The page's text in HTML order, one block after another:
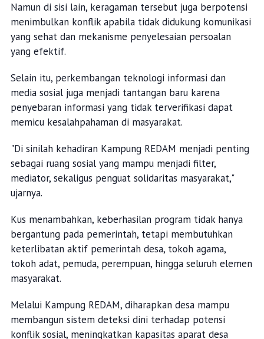
Namun di sisi lain, keragaman tersebut juga berpotensi
menimbulkan konflik apabila tidak didukung komunikasi
yang sehat dan mekanisme penyelesaian persoalan
yang efektif.
Selain itu, perkembangan teknologi informasi dan
media sosial juga menjadi tantangan baru karena
penyebaran informasi yang tidak terverifikasi dapat
memicu kesalahpahaman di masyarakat.
"Di sinilah kehadiran Kampung REDAM menjadi penting
sebagai ruang sosial yang mampu menjadi filter,
mediator, sekaligus penguat solidaritas masyarakat,"
ujarnya.
Kus menambahkan, keberhasilan program tidak hanya
bergantung pada pemerintah, tetapi membutuhkan
keterlibatan aktif pemerintah desa, tokoh agama,
tokoh adat, pemuda, perempuan, hingga seluruh elemen
masyarakat.
Melalui Kampung REDAM, diharapkan desa mampu
membangun sistem deteksi dini terhadap potensi
konflik sosial, meningkatkan kapasitas aparat desa